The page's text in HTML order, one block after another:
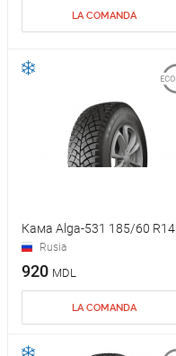
LA COMANDA
Кама Alga-531 185/60 R14
Rusia
920 MDL
LA COMANDA